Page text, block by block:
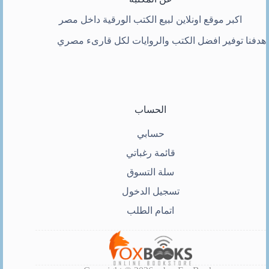
اكبر موقع اونلاين لبيع الكتب الورقية داخل مصر
هدفنا توفير افضل الكتب والروايات لكل قارىء مصري
الحساب
حسابي
قائمة رغباتي
سلة التسوق
تسجيل الدخول
اتمام الطلب